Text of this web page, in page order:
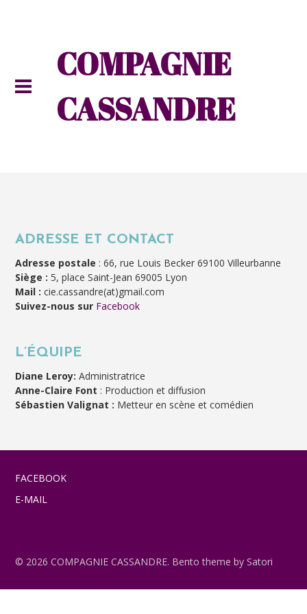
COMPAGNIE
CASSANDRE
ADRESSE ET CONTACT
Adresse postale : 66, rue Louis Becker 69100 Villeurbanne
Siège : 5, place Saint-Jean 69005 Lyon
Mail : cie.cassandre(at)gmail.com
Suivez-nous sur Facebook
L’ÉQUIPE
Diane Leroy: Administratrice
Anne-Claire Font : Production et diffusion
Sébastien Valignat : Metteur en scène et comédien
FACEBOOK
E-MAIL
© 2026 COMPAGNIE CASSANDRE. Bento theme by Satori